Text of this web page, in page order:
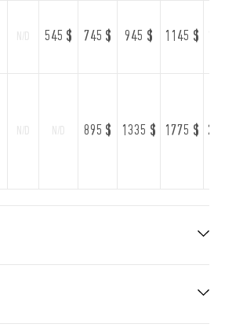
545 $ 745 $ 945 $ 1145 $
895 $ 1335 $ 1775 $